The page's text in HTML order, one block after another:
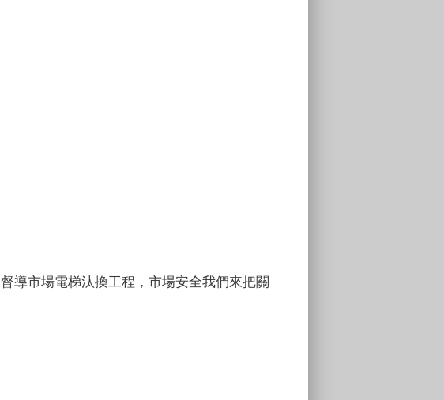
督導市場電梯汰換工程，市場安全我們來把關